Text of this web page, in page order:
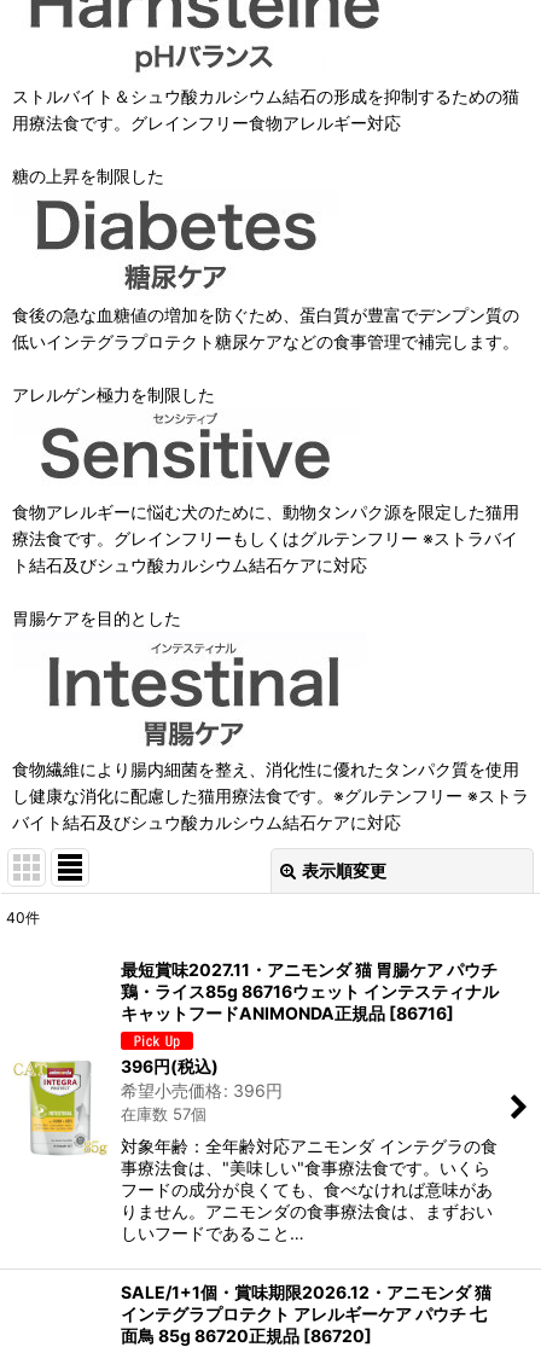
ストルバイト＆シュウ酸カルシウム結石の形成を抑制するための猫
用療法食です。グレインフリー食物アレルギー対応
糖の上昇を制限した
食後の急な血糖値の増加を防ぐため、蛋白質が豊富でデンプン質の
低いインテグラプロテクト糖尿ケアなどの食事管理で補完します。
アレルゲン極力を制限した
食物アレルギーに悩む犬のために、動物タンパク源を限定した猫用
療法食です。グレインフリーもしくはグルテンフリー ※ストラバイ
ト結石及びシュウ酸カルシウム結石ケアに対応
胃腸ケアを目的とした
食物繊維により腸内細菌を整え、消化性に優れたタンパク質を使用
し健康な消化に配慮した猫用療法食です。※グルテンフリー ※ストラ
バイト結石及びシュウ酸カルシウム結石ケアに対応
表示順変更
40件
最短賞味2027.11・アニモンダ 猫 胃腸ケア パウチ
鶏・ライス85g 86716ウェット インテスティナル
キャットフードANIMONDA正規品 [86716]
396円(税込)
希望小売価格: 396円
在庫数 57個
対象年齢：全年齢対応アニモンダ インテグラの食
事療法食は、"美味しい"食事療法食です。いくら
フードの成分が良くても、食べなければ意味があ
りません。アニモンダの食事療法食は、まずおい
しいフードであること…
SALE/1+1個・賞味期限2026.12・アニモンダ 猫
インテグラプロテクト アレルギーケア パウチ 七
面鳥 85g 86720正規品 [86720]